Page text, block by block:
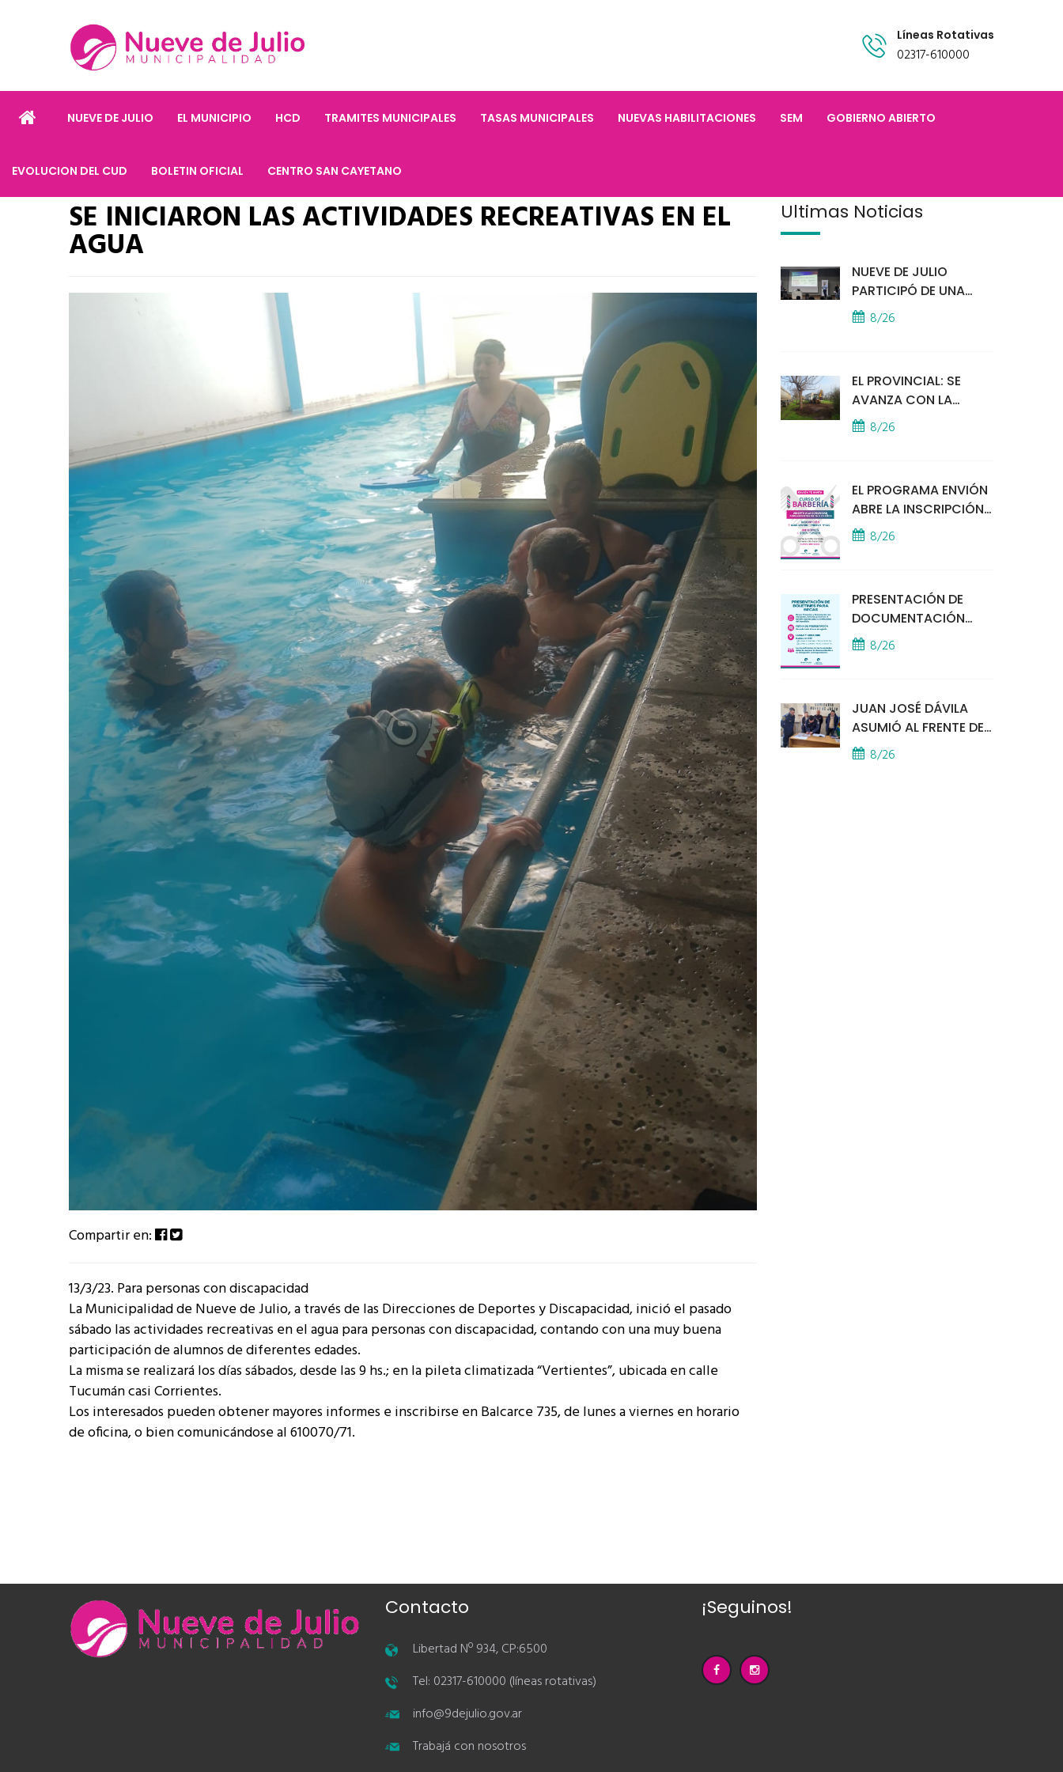
Líneas Rotativas
02317-610000
NUEVE DE JULIO EL MUNICIPIO HCD TRAMITES MUNICIPALES TASAS MUNICIPALES NUEVAS HABILITACIONES SEM GOBIERNO ABIERTO
EVOLUCION DEL CUD BOLETIN OFICIAL CENTRO SAN CAYETANO
SE INICIARON LAS ACTIVIDADES RECREATIVAS EN EL
AGUA
Compartir en:
13/3/23. Para personas con discapacidad
La Municipalidad de Nueve de Julio, a través de las Direcciones de Deportes y Discapacidad, inició el pasado
sábado las actividades recreativas en el agua para personas con discapacidad, contando con una muy buena
participación de alumnos de diferentes edades.
La misma se realizará los días sábados, desde las 9 hs.; en la pileta climatizada “Vertientes”, ubicada en calle
Tucumán casi Corrientes.
Los interesados pueden obtener mayores informes e inscribirse en Balcarce 735, de lunes a viernes en horario
de oficina, o bien comunicándose al 610070/71.
Últimas Noticias
NUEVE DE JULIO
PARTICIPÓ DE UNA
IMPORTANTE
CAPACITACIÓN
8/26
EL PROVINCIAL: SE
AVANZA CON LA
INSTALACIÓN DEL
MÓDULO POLICIAL
8/26
EL PROGRAMA ENVIÓN
ABRE LA INSCRIPCIÓN
A UN CURSO DE
BARBERÍA
8/26
PRESENTACIÓN DE
DOCUMENTACIÓN
PARA BECAS
EDUCATIVAS
8/26
JUAN JOSÉ DÁVILA
ASUMIÓ AL FRENTE DE
LA POLICÍA COMUNAL
8/26
Contacto
Libertad Nº 934, CP:6500
Tel: 02317-610000 (líneas rotativas)
info@9dejulio.gov.ar
Trabajá con nosotros
¡Seguinos!